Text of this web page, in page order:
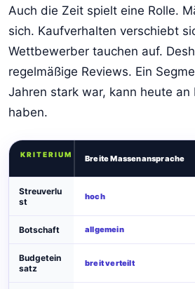
Auch die Zeit spielt eine Rolle.
sich. Kaufverhalten verschiebt
Wettbewerber tauchen auf.
regelmäßige Reviews. Ein
Jahren stark war, kann heute an
haben.
KRITERIUM Breite Massenansprache
Streuverlu
st
hoch
Botschaft allgemein
Budgetein
satz
breit verteilt